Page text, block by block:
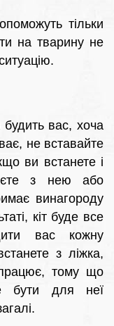
тільки
на тварину не
вас, хоча
не вставайте
ви встанете і
з нею або
винагороду
кіт буде все
вас кожну
з ліжка,
тому що
бути для неї